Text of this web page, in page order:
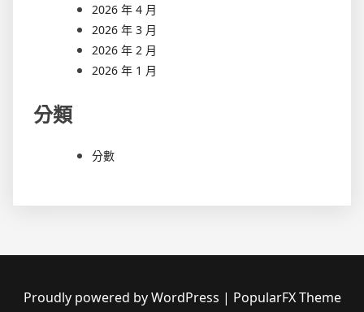
2026 年 4 月
2026 年 3 月
2026 年 2 月
2026 年 1 月
分類
分數
Proudly powered by WordPress | PopularFX Theme